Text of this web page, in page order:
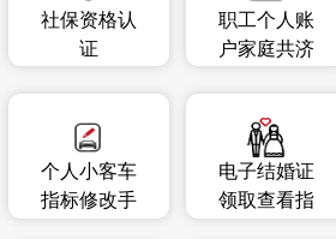
社保资格认
证
职工个人账
户家庭共济
个人小客车
指标修改手
电子结婚证
领取查看指